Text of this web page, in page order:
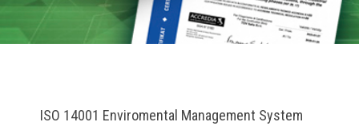
ISO 14001 Enviromental Management System